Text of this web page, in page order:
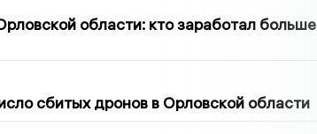
области: кто заработал больше
сбитых дронов в Орловской области